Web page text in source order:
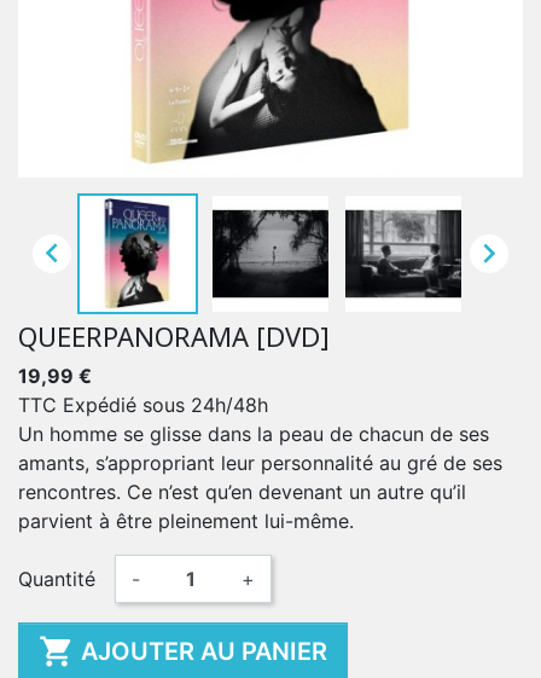
 
QUEERPANORAMA [DVD]
19,99 €
TTC Expédié sous 24h/48h
Un homme se glisse dans la peau de chacun de ses
amants, s’appropriant leur personnalité au gré de ses
rencontres. Ce n’est qu’en devenant un autre qu’il
parvient à être pleinement lui-même.
Quantité - +
 AJOUTER AU PANIER